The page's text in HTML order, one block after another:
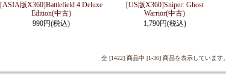
[ASIA版X360]Battlefield 4 Deluxe
Edition(中古)
990円(税込)
[US版X360]Sniper: Ghost
Warrior(中古)
1,790円(税込)
全 [1422] 商品中 [1-36] 商品を表示しています。